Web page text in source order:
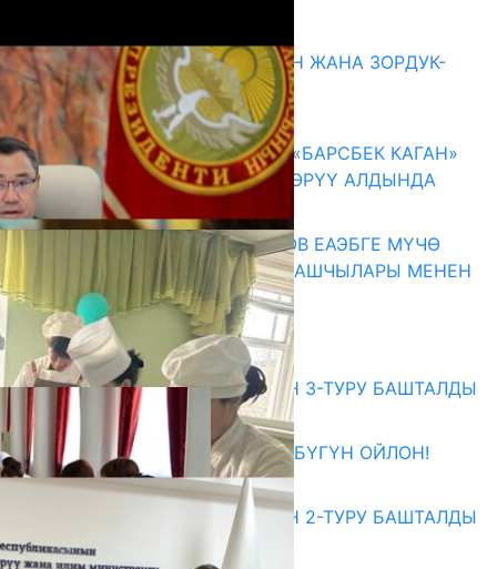
ГЕНДЕРДИК БАСМЫРЛООДОН ЖАНА ЗОРДУК-
ЗОМБУЛУКТАН КОРГОО
07.08.2026
КЫРГЫЗ ТАРЫХЫ ТАСМАДА: «БАРСБЕК КАГАН»
КӨРКӨМ ТАСМАСЫ ЖАРЫК КӨРҮҮ АЛДЫНДА
07.08.2026
ПРЕЗИДЕНТ САДЫР ЖАПАРОВ ЕАЭБГЕ МҮЧӨ
МАМЛЕКЕТТЕРДИН ӨКМӨТ БАШЧЫЛАРЫ МЕНЕН
ЖОЛУГУШТУ
07.08.2026
Абитуриент
ЖОЖДОРГО КАБЫЛ АЛУУНУН 3-ТУРУ БАШТАЛДЫ
27.07.2026
ӨЗҮҢДҮН КЕЛЕЧЕГИҢ ҮЧҮН БҮГҮН ОЙЛОН!
20.07.2026
ЖОЖДОРГО КАБЫЛ АЛУУНУН 2-ТУРУ БАШТАЛДЫ
20.07.2026